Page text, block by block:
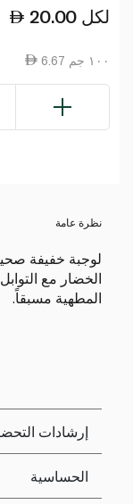
20.00 لكل
6.67 ١٠٠ جم
نظرة عامة
لوجبة خفيفة
الخضار مع
المطهية مسبقاً.
إرشادات
الحساسية